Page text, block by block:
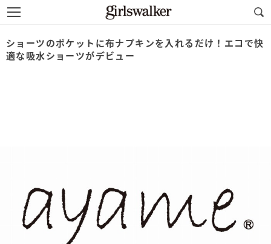
ショーツのポケットに布ナプキンを入れるだけ！エコで快
適な吸水ショーツがデビュー